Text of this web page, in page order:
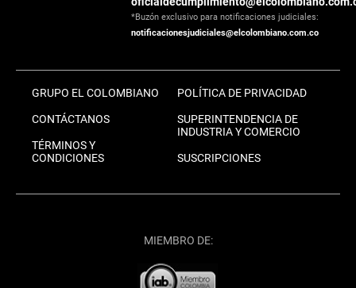
*Buzón exclusivo para notificaciones judiciales:
notificacionesjudiciales@elcolombiano.com.co
GRUPO EL COLOMBIANO
CONTÁCTANOS
TÉRMINOS Y
CONDICIONES
POLÍTICA DE PRIVACIDAD
SUPERINTENDENCIA DE
INDUSTRIA Y COMERCIO
SUSCRIPCIONES
MIEMBRO DE: